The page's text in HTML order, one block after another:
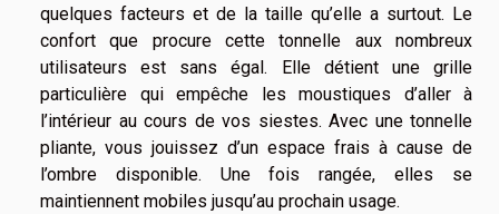
quelques facteurs et de la taille qu’elle a surtout. Le
confort que procure cette tonnelle aux nombreux
utilisateurs est sans égal. Elle détient une grille
particulière qui empêche les moustiques d’aller à
l’intérieur au cours de vos siestes. Avec une tonnelle
pliante, vous jouissez d’un espace frais à cause de
l’ombre disponible. Une fois rangée, elles se
maintiennent mobiles jusqu’au prochain usage.